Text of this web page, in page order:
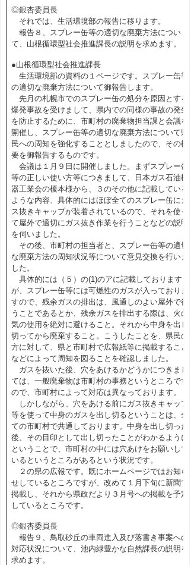
◎銀杏委員長
それでは、生活環境部の報告に移ります。
報告８、スプレー缶等の適切な廃棄方法につい
て、山根循環型社会推進課長の説明を求めます。
●山根循環型社会推進課長
生活環境部の資料の１ページです。スプレー缶等
の適切な廃棄方法について御報告します。
先月の札幌市でのスプレー缶の処分を原因とする
爆発事故を受けまして、県内での同様の事故の発生
を防止するために、市町村の廃棄物担当課と会議を
開催し、スプレー缶等の適切な廃棄方法について県
民への周知を強化することとしましたので、その概
要を御報告するものです。
会議は１月９日に開催しました。まずスプレー缶
等の正しい使い方等につきまして、日本ガス石油機
器工業会の榎本様から、３のその他に記載している
ような内容、具体的にはほぼ全てのスプレー缶にガ
ス抜きキャップが装着されているので、それを使っ
て屋外で適切にガス抜き作業を行うことなどの説明
を伺いました。
その後、市町村の担当者と、スプレー缶等の適切
な廃棄方法の周知状況等について意見交換を行いま
した。
具体的には（５）の(1)のアに記載しております
が、スプレー缶等には可燃性のガスが入っておりま
すので、残余ガスの排出は、風通しのよい屋外で行
うことであるとか、残余ガスを排出する際は、火の
気の使用を絶対に避けること。それから中身を出し
切ってから廃棄すること。こうしたことを、県民の
方に対して、県と市町村で広報紙等に掲載すること
などによって周知を図ることを確認しました。
ガスを抜いた後、穴をあけるかどうかにつきまし
ては、一般廃棄物は市町村の事務というところです
ので、市町村によって対応は異なっております。
しかしながら、穴をあける前にガス抜きキャップ
等を使って中身のガスを出し切るということは、全
ての市町村で共通しております。中身を出し切った
後、その目印として出し切ったことがわかるように
ということで、市町村の中には穴あけをお願いして
いるというところがあるという状況です。
２の県の広報です。既にホームページではお知ら
せしているところですが、改めて１月下旬に新聞で
掲載し、それから県政だより３月号への掲載を予定
しているところです。
◎銀杏委員長
報告９、鳥取砂丘の車両進入及び落書き事案への
対応状況について、池内緑豊かな自然課長の説明を
求めます。